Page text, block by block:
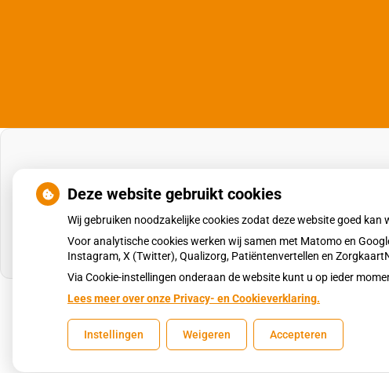
Uw Zorg Online|Beheer
Deze website gebruikt cookies
Wij gebruiken noodzakelijke cookies zodat deze website goed
Voor analytische cookies werken wij samen met Matomo en
Instagram, X (Twitter), Qualizorg, Patiëntenvertellen en
Via Cookie-instellingen onderaan de website kunt u op ieder
Lees meer over onze Privacy- en Cookieverklaring.
Instellingen Weigeren Accepteren